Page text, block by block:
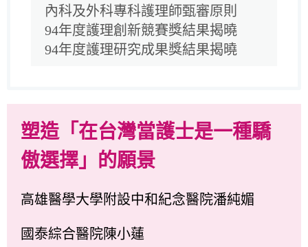
內科及外科專科護理師甄審原則
94年度護理創新競賽獎結果揭曉
94年度護理研究成果獎結果揭曉
塑造「在台灣當護士是一種驕
傲選擇」的願景
高雄醫學大學附設中和紀念醫院潘純媚
國泰綜合醫院陳小蓮